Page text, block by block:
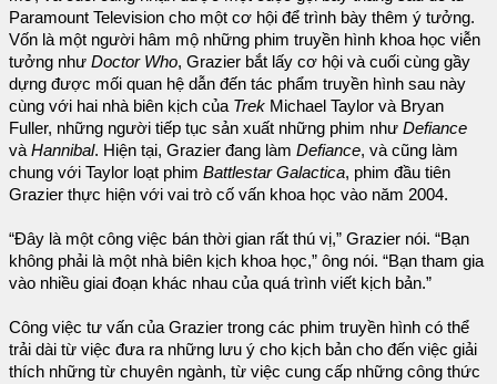
Paramount Television cho một cơ hội để trình bày thêm ý tưởng.
Vốn là một người hâm mộ những phim truyền hình khoa học viễn
tưởng như Doctor Who, Grazier bắt lấy cơ hội và cuối cùng gầy
dựng được mối quan hệ dẫn đến tác phẩm truyền hình sau này
cùng với hai nhà biên kịch của Trek Michael Taylor và Bryan
Fuller, những người tiếp tục sản xuất những phim như Defiance
vàHannibal. Hiện tại, Grazier đang làm Defiance, và cũng làm
chung với Taylor loạt phim Battlestar Galactica, phim đầu tiên
Grazier thực hiện với vai trò cố vấn khoa học vào năm 2004.
“Đây là một công việc bán thời gian rất thú vị,” Grazier nói. “Bạn
không phải là một nhà biên kịch khoa học,” ông nói. “Bạn tham gia
vào nhiều giai đoạn khác nhau của quá trình viết kịch bản.”
Công việc tư vấn của Grazier trong các phim truyền hình có thể
trải dài từ việc đưa ra những lưu ý cho kịch bản cho đến việc giải
thích những từ chuyên ngành, từ việc cung cấp những công thức